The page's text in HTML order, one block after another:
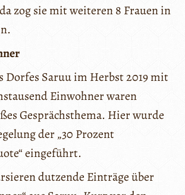
zog sie mit weiteren 8 Frauen in
Dorfes Saruu im Herbst 2019 mit
Einwohner waren
Gesprächsthema. Hier wurde
der „30 Prozent
eingeführt.
dutzende Einträge über